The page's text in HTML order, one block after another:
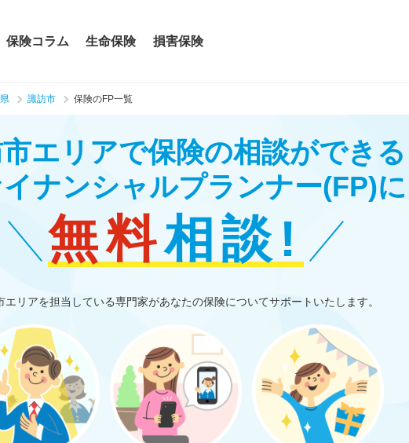
保険コラム 生命保険 損害保険
諏訪市 保険のFP一覧
エリアで保険の相談ができる
ナンシャルプランナー(FP)に
無料相談!
エリアを担当している専門家があなたの保険についてサポートいたします。